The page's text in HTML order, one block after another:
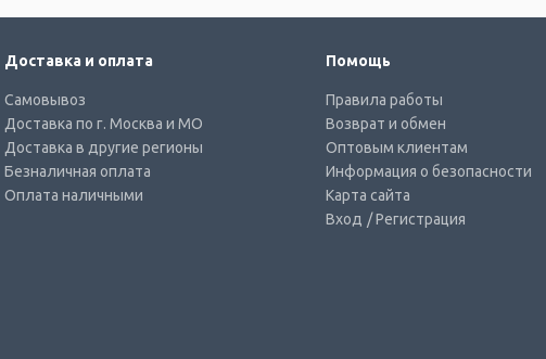
Доставка и оплата
Самовывоз
Доставка по г. Москва и МО
Доставка в другие регионы
Безналичная оплата
Оплата наличными
Помощь
Правила работы
Возврат и обмен
Оптовым клиентам
Информация о безопасности
Карта сайта
Вход / Регистрация